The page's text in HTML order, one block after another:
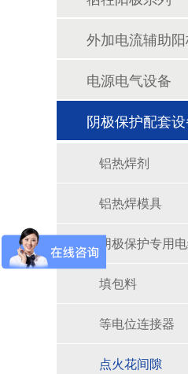
电源电气设备
阴极保护配套
铝热焊剂
铝热焊模具
阴极保护专用
填包料
等电位连接器
点火花间隙